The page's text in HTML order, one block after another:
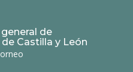
de
Castilla y León